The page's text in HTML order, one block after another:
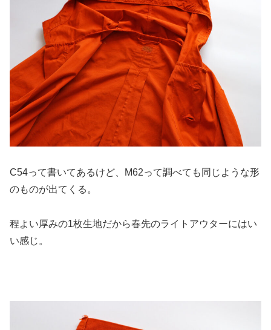
C54って書いてあるけど、M62って調べても同じような形
のものが出てくる。
程よい厚みの1枚生地だから春先のライトアウターにはい
い感じ。